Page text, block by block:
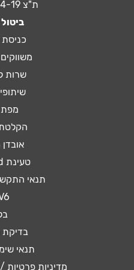
ת"צ 20037-04-19
כניסת
שרות
טעינת Prepaid
תנאי
בדיקת
תנאי
מדיניות